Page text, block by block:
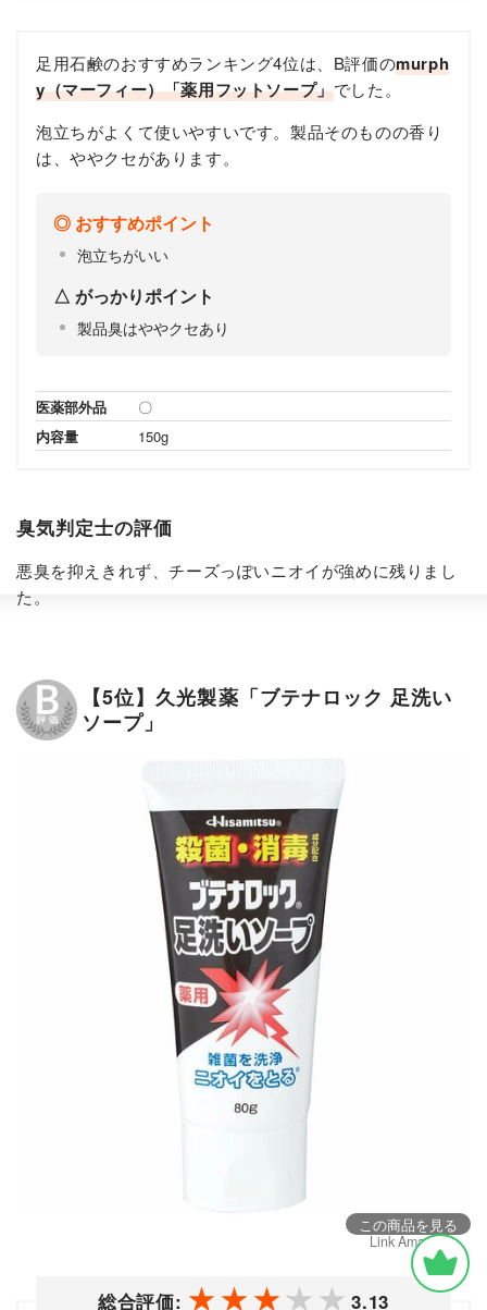
足用石鹸のおすすめランキング4位は、B評価のmurph
y（マーフィー）「薬用フットソープ」でした。
泡立ちがよくて使いやすいです。製品そのものの香り
は、ややクセがあります。
おすすめポイント
泡立ちがいい
がっかりポイント
製品臭はややクセあり
医薬部外品
〇
内容量
150g
臭気判定士の評価
悪臭を抑えきれず、チーズっぽいニオイが強めに残りまし
た。
【5位】久光製薬「ブテナロック 足洗い
ソープ」
この商品を見る
Link Amazon
総合評価: 3.13